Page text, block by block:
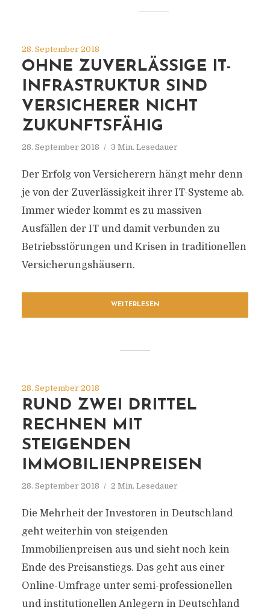
28. September 2018
OHNE ZUVERLÄSSIGE IT-
INFRASTRUKTUR SIND
VERSICHERER NICHT
ZUKUNFTSFÄHIG
28. September 2018 3 Min. Lesedauer
Der Erfolg von Versicherern hängt mehr denn
je von der Zuverlässigkeit ihrer IT-Systeme ab.
Immer wieder kommt es zu massiven
Ausfällen der IT und damit verbunden zu
Betriebsstörungen und Krisen in traditionellen
Versicherungshäusern.
WEITERLESEN
28. September 2018
RUND ZWEI DRITTEL
RECHNEN MIT
STEIGENDEN
IMMOBILIENPREISEN
28. September 2018 2 Min. Lesedauer
Die Mehrheit der Investoren in Deutschland
geht weiterhin von steigenden
Immobilienpreisen aus und sieht noch kein
Ende des Preisanstiegs. Das geht aus einer
Online-Umfrage unter semi-professionellen
und institutionellen Anlegern in Deutschland